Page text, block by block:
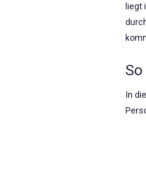
liegt
In